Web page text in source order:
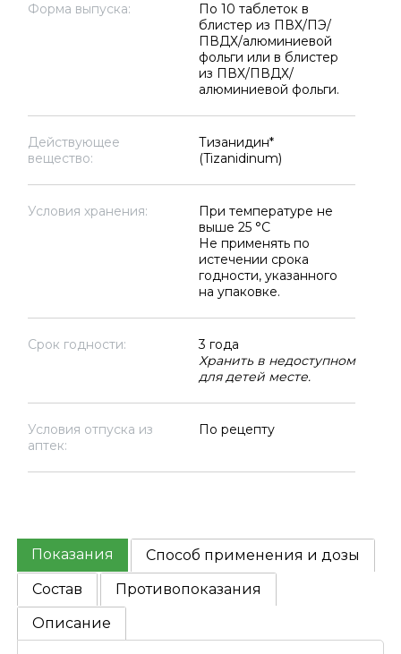
Форма выпуска:
По 10 таблеток в
блистер из ПВХ/ПЭ/
ПВДХ/алюминиевой
фольги или в блистер
из ПВХ/ПВДХ/
алюминиевой фольги.
Действующее
вещество:
Тизанидин*
(Tizanidinum)
Условия хранения:
При температуре не
выше 25 °C
Не применять по
истечении срока
годности, указанного
на упаковке.
Срок годности:
3 года
Хранить в недоступном
для детей месте.
Условия отпуска из
аптек:
По рецепту
Показания
Способ применения и дозы
Состав
Противопоказания
Описание